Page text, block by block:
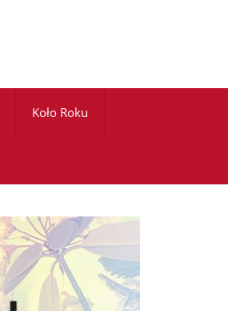
Koło Roku